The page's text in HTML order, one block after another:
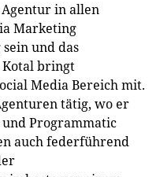
in allen
Marketing
und das
bringt
Media Bereich mit.
tätig, wo er
Programmatic
auch federführend